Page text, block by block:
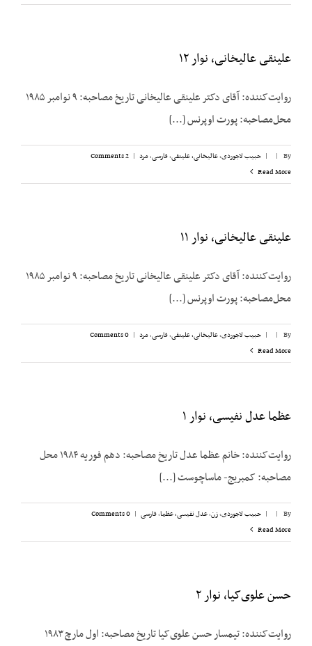
علینقی عالیخانی، نوار ۱۲
روایت‌کننده: آقای دکتر علینقی عالیخانی تاریخ مصاحبه: ۹ نوامبر ۱۹۸۵
محل‌مصاحبه: پورت اوپرنس [...]
By
|
| حبیب لاجوردی,عالیخانی، علینقی,فارسی,مرد |
2 Comments
Read More
علینقی عالیخانی، نوار ۱۱
روایت‌کننده: آقای دکتر علینقی عالیخانی تاریخ مصاحبه: ۹ نوامبر ۱۹۸۵
محل‌مصاحبه: پورت اوپرنس [...]
By
|
| حبیب لاجوردی,عالیخانی، علینقی,فارسی,مرد |
0 Comments
Read More
عظما عدل نفیسی، نوار ۱
روایت‌کننده: خانم عظما عدل تاریخ مصاحبه: دهم فوریه ۱۹۸۴ محل
مصاحبه: کمبریج- ماساچوست [...]
By
|
| حبیب لاجوردی,زن,عدل نفیسی، عظما,فارسی |
0 Comments
Read More
حسن علوی‌کیا، نوار ۲
روایت‌کننده: تیمسار حسن علوی‌کیا تاریخ مصاحبه: اول مارچ ۱۹۸۳